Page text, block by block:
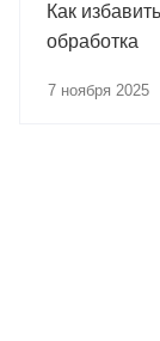
Как
обработка
7 ноября 2025